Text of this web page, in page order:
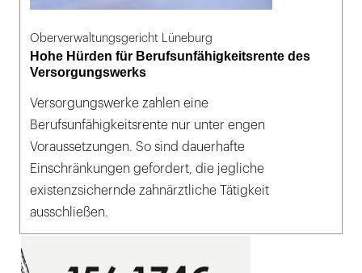
Oberverwaltungsgericht Lüneburg
Hohe Hürden für Berufsunfähigkeitsrente des
Versorgungswerks
Versorgungswerke zahlen eine
Berufsunfähigkeitsrente nur unter engen
Voraussetzungen. So sind dauerhafte
Einschränkungen gefordert, die jegliche
existenzsichernde zahnärztliche Tätigkeit
ausschließen.